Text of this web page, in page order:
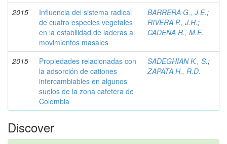
2015
Influencia del sistema radical
de cuatro especies vegetales
en la estabilidad de laderas a
movimientos masales
BARRERA G., J.E.;
RIVERA P., J.H.;
CADENA R., M.E.
2015
Propiedades relacionadas con
la adsorción de cationes
intercambiables en algunos
suelos de la zona cafetera de
Colombia
SADEGHIAN K., S.;
ZAPATA H., R.D.
Discover